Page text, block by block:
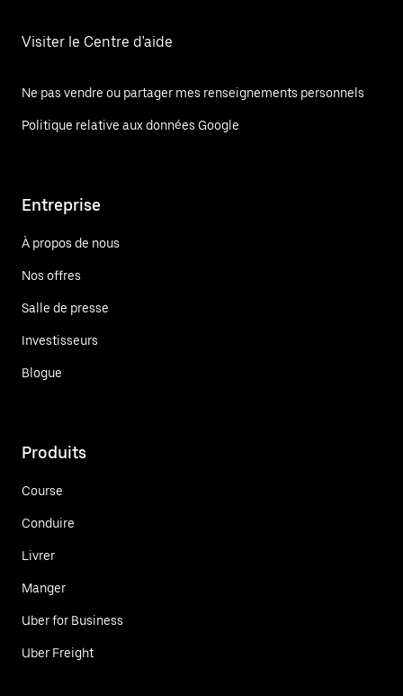
Visiter le Centre d'aide
Ne pas vendre ou partager mes renseignements personnels
Politique relative aux données Google
Entreprise
À propos de nous
Nos offres
Salle de presse
Investisseurs
Blogue
Produits
Course
Conduire
Livrer
Manger
Uber for Business
Uber Freight